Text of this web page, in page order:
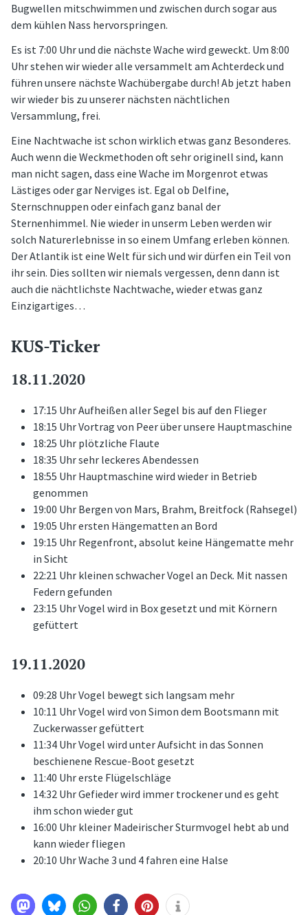
Bugwellen mitschwimmen und zwischen durch sogar aus
dem kühlen Nass hervorspringen.
Es ist 7:00 Uhr und die nächste Wache wird geweckt. Um 8:00
Uhr stehen wir wieder alle versammelt am Achterdeck und
führen unsere nächste Wachübergabe durch! Ab jetzt haben
wir wieder bis zu unserer nächsten nächtlichen
Versammlung, frei.
Eine Nachtwache ist schon wirklich etwas ganz Besonderes.
Auch wenn die Weckmethoden oft sehr originell sind, kann
man nicht sagen, dass eine Wache im Morgenrot etwas
Lästiges oder gar Nerviges ist. Egal ob Delfine,
Sternschnuppen oder einfach ganz banal der
Sternenhimmel. Nie wieder in unserm Leben werden wir
solch Naturerlebnisse in so einem Umfang erleben können.
Der Atlantik ist eine Welt für sich und wir dürfen ein Teil von
ihr sein. Dies sollten wir niemals vergessen, denn dann ist
auch die nächtlichste Nachtwache, wieder etwas ganz
Einzigartiges…
KUS-Ticker
18.11.2020
17:15 Uhr Aufheißen aller Segel bis auf den Flieger
18:15 Uhr Vortrag von Peer über unsere Hauptmaschine
18:25 Uhr plötzliche Flaute
18:35 Uhr sehr leckeres Abendessen
18:55 Uhr Hauptmaschine wird wieder in Betrieb
genommen
19:00 Uhr Bergen von Mars, Brahm, Breitfock (Rahsegel)
19:05 Uhr ersten Hängematten an Bord
19:15 Uhr Regenfront, absolut keine Hängematte mehr
in Sicht
22:21 Uhr kleinen schwacher Vogel an Deck. Mit nassen
Federn gefunden
23:15 Uhr Vogel wird in Box gesetzt und mit Körnern
gefüttert
19.11.2020
09:28 Uhr Vogel bewegt sich langsam mehr
10:11 Uhr Vogel wird von Simon dem Bootsmann mit
Zuckerwasser gefüttert
11:34 Uhr Vogel wird unter Aufsicht in das Sonnen
beschienene Rescue-Boot gesetzt
11:40 Uhr erste Flügelschläge
14:32 Uhr Gefieder wird immer trockener und es geht
ihm schon wieder gut
16:00 Uhr kleiner Madeirischer Sturmvogel hebt ab und
kann wieder fliegen
20:10 Uhr Wache 3 und 4 fahren eine Halse